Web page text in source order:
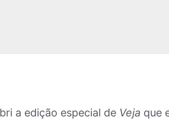
a edição especial de Veja que